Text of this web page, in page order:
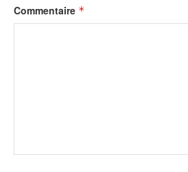
Commentaire *